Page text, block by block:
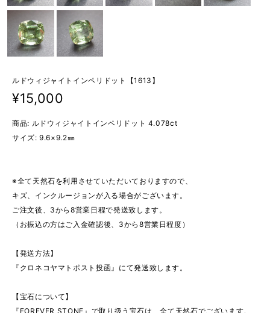
ルドウィジャイトインペリドット【1613】
¥15,000
商品: ルドウィジャイトインペリドット 4.078ct
サイズ: 9.6×9.2㎜
※全て天然石を利用させていただいておりますので、
キズ、インクルージョンが入る場合がございます。
ご注文後、3から8営業日程で発送致します。
（お振込の方はご入金確認後、3から8営業日程度）
【発送方法】
『クロネコヤマトポスト投函』にて発送致します。
【宝石について】
『FOREVER STONE』で取り扱う宝石は、全て天然石でございます。